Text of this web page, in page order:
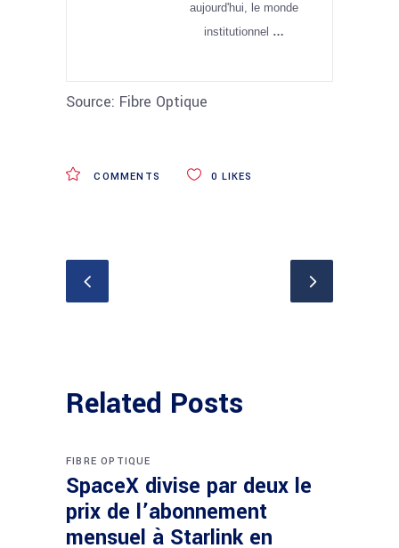
aujourd'hui, le monde
institutionnel …
Source: Fibre Optique
COMMENTS 0 LIKES
Related Posts
FIBRE OPTIQUE
SpaceX divise par deux le
prix de l’abonnement
mensuel à Starlink en